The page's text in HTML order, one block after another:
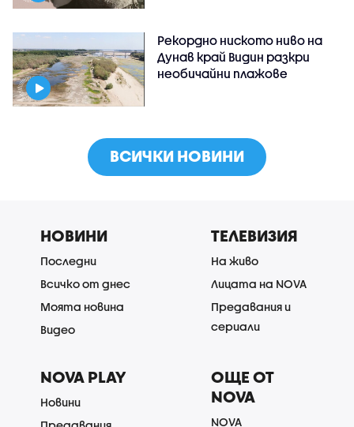
Рекордно ниското ниво на
Дунав край Видин разкри
необичайни плажове
ВСИЧКИ НОВИНИ
НОВИНИ
Последни
Всичко от днес
Моята новина
Видео
ТЕЛЕВИЗИЯ
На живо
Лицата на NOVA
Предавания и
сериали
NOVA PLAY
Новини
ОЩЕ ОТ
NOVA
NOVA